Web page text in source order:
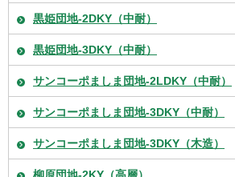
黒姫団地-2DKY（中耐）
黒姫団地-3DKY（中耐）
サンコーポましま団地-2LDKY（中耐）
サンコーポましま団地-3DKY（中耐）
サンコーポましま団地-3DKY（木造）